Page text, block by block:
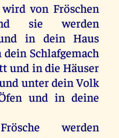
wird von Fröschen
sie
werden
in dein Haus
dein Schlafgemach
und indie Häuser
unterdeinVolk
und in deine
Frösche
werden